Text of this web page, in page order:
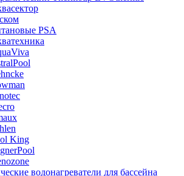
PSA
King
водонагреватели для бассейна